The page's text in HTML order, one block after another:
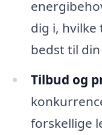
dig i, hvilke
bedst til
Tilbud og
forskellige